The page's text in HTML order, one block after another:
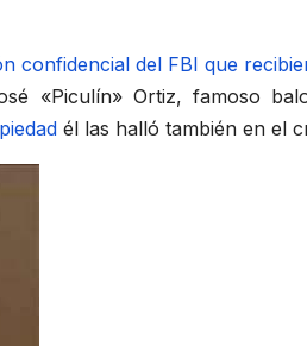
confidencial del FBI que
«Piculín» Ortiz, famoso
él las halló también en el